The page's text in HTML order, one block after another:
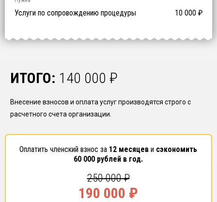
Услуги по сопровождению процедуры 10 000 ₽
ИТОГО: 140 000 ₽
Внесение взносов и оплата услуг производятся строго с
расчетного счета организации.
Оплатить членский взнос за 12 месяцев и сэкономить
60 000 рублей в год.
250 000₽
190 000 ₽